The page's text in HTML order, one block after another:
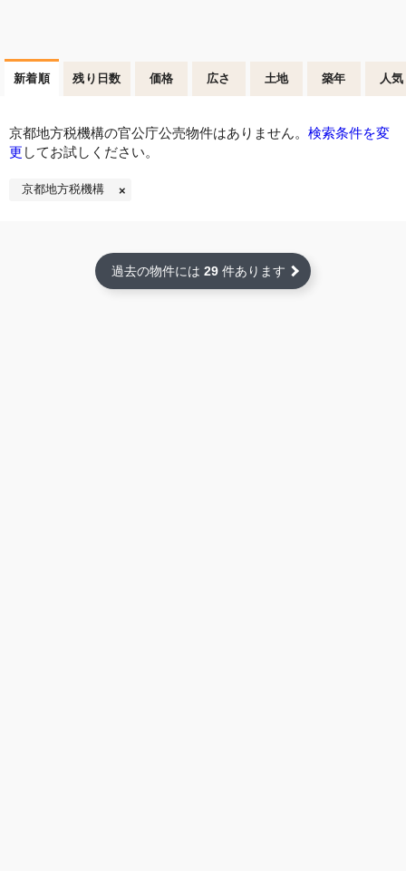
新着順 残り日数 価格 広さ 土地 築年 人気
京都地方税機構の官公庁公売物件はありません。 検索条件を変
更 してお試しください。
京都地方税機構
過去の物件には 29 件あります